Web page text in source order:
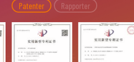
Patenter Rapporter